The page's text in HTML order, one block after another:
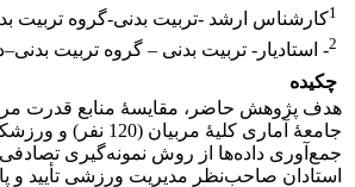
1کارشناس ارشد -تربیت بدنی-گروه تربیت
2- استادیار- تربیت بدنی – گروه تربیت
چکیده
هدف پژوهش حاضر، مقایسۀ منابع قدرت